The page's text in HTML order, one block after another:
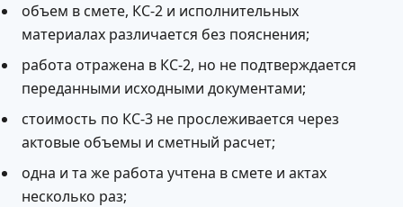
объем в смете, КС-2 и исполнительных
материалах различается без пояснения;
работа отражена в КС-2, но не подтверждается
переданными исходными документами;
стоимость по КС-3 не прослеживается через
актовые объемы и сметный расчет;
одна и та же работа учтена в смете и актах
несколько раз;